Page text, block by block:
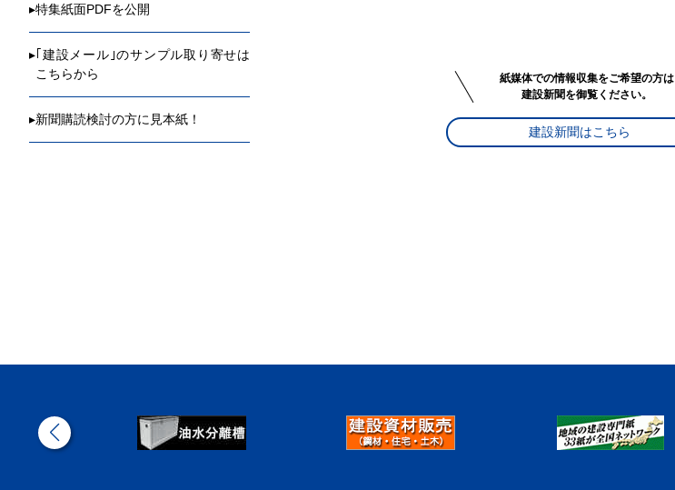
▸特集紙面PDFを公開
▸ ｢建設メール｣のサンプル取り寄せは
こちらから
▸新聞購読検討の方に見本紙！
紙媒体での情報収集をご希望の方は
建設新聞を御覧ください。
建設新聞はこちら